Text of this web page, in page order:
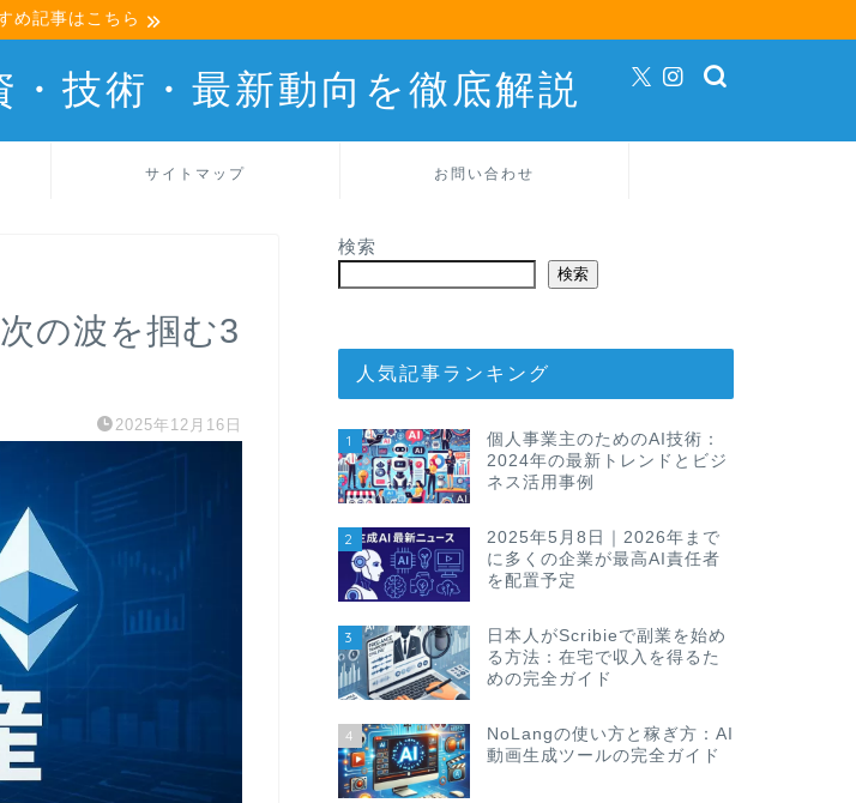
め記事はこちら
技術・最新動向を徹底解説
サイトマップ お問い合わせ
の波を掴む3
2025年12月16日
検索
検索
人気記事ランキング
1
個人事業主のためのAI技術：
2024年の最新トレンドとビジ
ネス活用事例
2
2025年5月8日｜2026年まで
に多くの企業が最高AI責任者
を配置予定
3
日本人がScribieで副業を始め
る方法：在宅で収入を得るた
めの完全ガイド
4
NoLangの使い方と稼ぎ方：AI
動画生成ツールの完全ガイド